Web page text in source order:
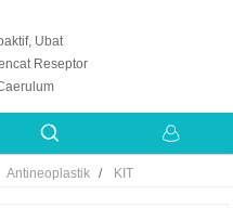
Antineoplastik KIT